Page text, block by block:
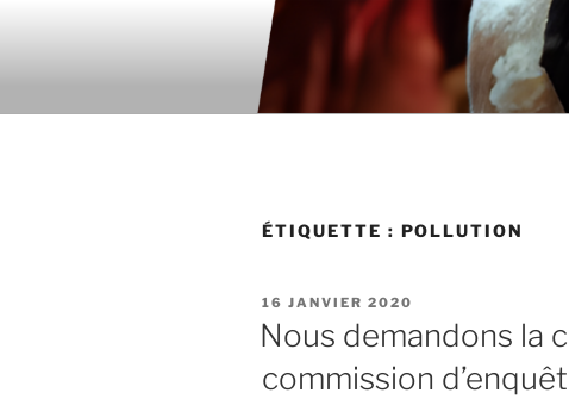
ÉTIQUETTE : POLLUTION
PUBLIÉ
LE
16 JANVIER 2020
Nous demandons la
commission